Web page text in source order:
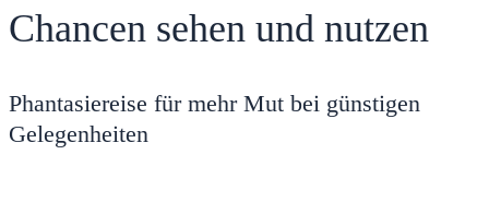
Chancen sehen und nutzen
Phantasiereise für mehr Mut bei günstigen
Gelegenheiten